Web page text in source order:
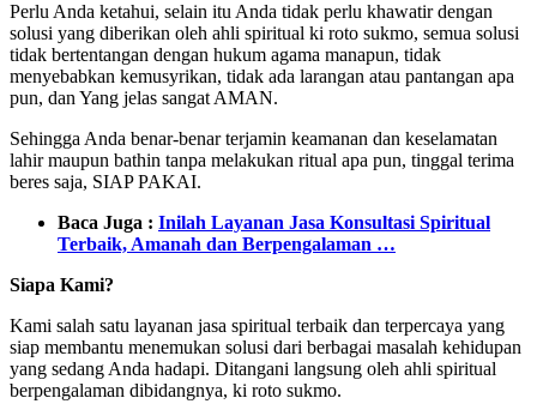
Perlu Anda ketahui, selain itu Anda tidak perlu khawatir dengan
solusi yang diberikan oleh ahli spiritual ki roto sukmo, semua solusi
tidak bertentangan dengan hukum agama manapun, tidak
menyebabkan kemusyrikan, tidak ada larangan atau pantangan apa
pun, dan Yang jelas sangat AMAN.
Sehingga Anda benar-benar terjamin keamanan dan keselamatan
lahir maupun bathin tanpa melakukan ritual apa pun, tinggal terima
beres saja, SIAP PAKAI.
Baca Juga : Inilah Layanan Jasa Konsultasi Spiritual
Terbaik, Amanah dan Berpengalaman …
Siapa Kami?
Kami salah satu layanan jasa spiritual terbaik dan terpercaya yang
siap membantu menemukan solusi dari berbagai masalah kehidupan
yang sedang Anda hadapi. Ditangani langsung oleh ahli spiritual
berpengalaman dibidangnya, ki roto sukmo.